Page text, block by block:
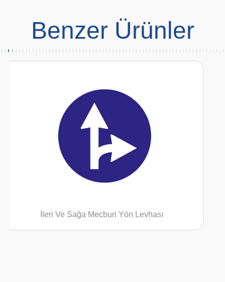
Benzer Ürünler
Yön Levhası